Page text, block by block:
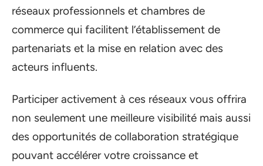
réseaux professionnels et chambres de
commerce qui facilitent l’établissement de
partenariats et la mise en relation avec des
acteurs influents.
Participer activement à ces réseaux vous offrira
non seulement une meilleure visibilité mais aussi
des opportunités de collaboration stratégique
pouvant accélérer votre croissance et